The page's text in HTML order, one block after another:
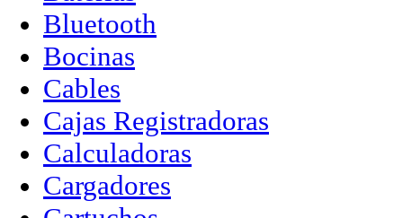
Bluetooth
Bocinas
Cables
Cajas Registradoras
Calculadoras
Cargadores